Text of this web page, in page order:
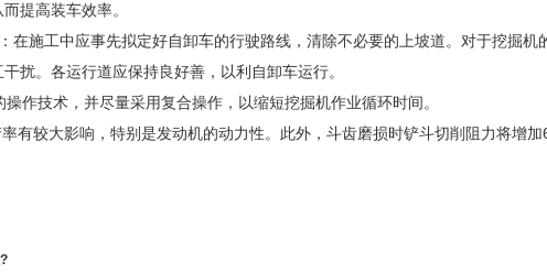
提高装车效率。
在施工中应事先拟定好自卸车的行驶路线，清除不必要的上坡道。对于挖掘
扰。各运行道应保持良好善，以利自卸车运行。
作技术，并尽量采用复合操作，以缩短挖掘机作业循环时间。
有较大影响，特别是发动机的动力性。此外，斗齿磨损时铲斗切削阻力将增